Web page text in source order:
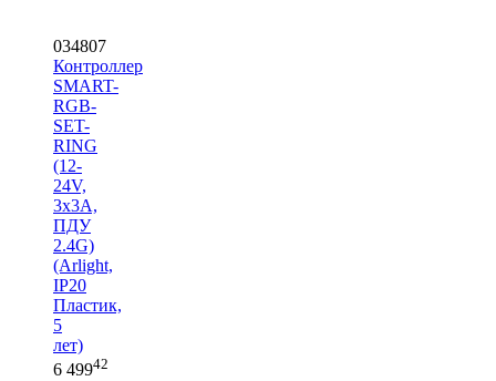
034807
Контроллер
SMART-
RGB-
SET-
RING
(12-
24V,
3x3A,
ПДУ
2.4G)
(Arlight,
IP20
Пластик,
5
лет)
6 49942